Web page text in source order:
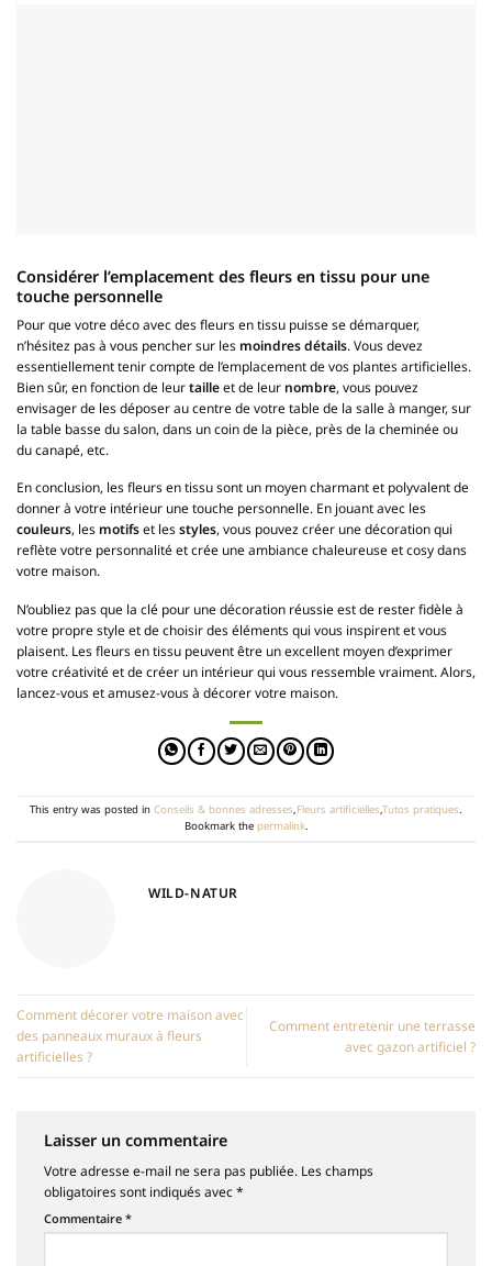
Considérer l’emplacement des fleurs en tissu pour une
touche personnelle
Pour que votre déco avec des fleurs en tissu puisse se démarquer,
n’hésitez pas à vous pencher sur les moindres détails. Vous devez
essentiellement tenir compte de l’emplacement de vos plantes artificielles.
Bien sûr, en fonction de leurtailleet de leur nombre, vous pouvez
envisager de les déposer au centre de votre table de la salle à manger, sur
la table basse du salon, dans un coin de la pièce, près de la cheminée ou
du canapé, etc.
En conclusion, les fleurs en tissu sont un moyen charmant et polyvalent de
donner à votre intérieur une touche personnelle. En jouant avec les
couleurs, les motifset lesstyles, vous pouvez créer une décoration qui
reflète votre personnalité et crée une ambiance chaleureuse et cosy dans
votre maison.
N’oubliez pas que la clé pour une décoration réussie est de rester fidèle à
votre propre style et de choisir des éléments qui vous inspirent et vous
plaisent. Les fleurs en tissu peuvent être un excellent moyen d’exprimer
votre créativité et de créer un intérieur qui vous ressemble vraiment. Alors,
lancez-vous et amusez-vous à décorer votre maison.
This entry was posted in Conseils & bonnes adresses,Fleurs artificielles,Tutos pratiques.
Bookmark the permalink.
WILD-NATUR
Comment décorer votre maison avec
des panneaux muraux à fleurs
artificielles ?
Comment entretenir une terrasse
avec gazon artificiel ?
Laisser un commentaire
Votre adresse e-mail ne sera pas publiée. Les champs
obligatoires sont indiqués avec*
Commentaire *